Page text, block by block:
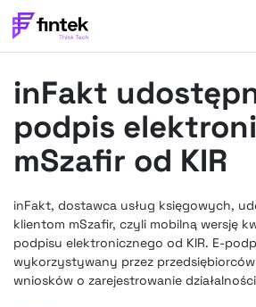
BANKOWOŚĆ
EVENTY
FELIETONY
WYWIADY
PODCASTY
FINTEKEXTRA
OKIEM EKSPERTA
inFakt
podpis
mSzafir od KIR
inFakt, dostawca usług księgowych,
klientom mSzafir, czyli mobilną wersję
podpisu elektronicznego od KIR. E-
wykorzystywany przez
wniosków o zarejestrowanie